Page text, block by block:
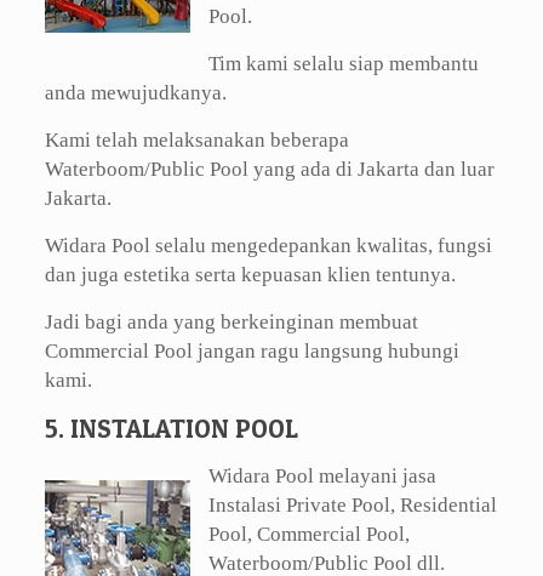
Pool.
Tim kami selalu siap membantu
anda mewujudkanya.
Kami telah melaksanakan beberapa
Waterboom/Public Pool yang ada di Jakarta dan luar
Jakarta.
Widara Pool selalu mengedepankan kwalitas, fungsi
dan juga estetika serta kepuasan klien tentunya.
Jadi bagi anda yang berkeinginan membuat
Commercial Pool jangan ragu langsung hubungi
kami.
5. INSTALATION POOL
Widara Pool melayani jasa
Instalasi Private Pool, Residential
Pool, Commercial Pool,
Waterboom/Public Pool dll.